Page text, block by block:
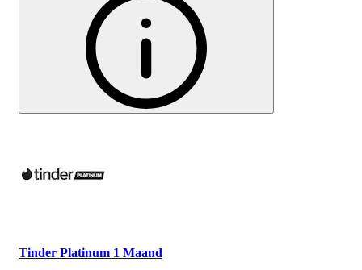
Tinder Platinum 1 Maand